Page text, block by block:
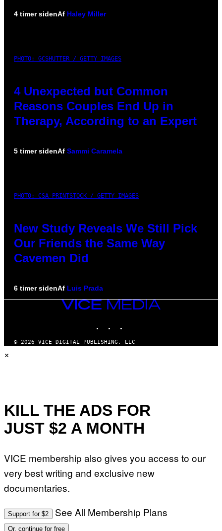
4 timer sidenAf Haley Miller
PHOTO: GCSHUTTER / GETTY IMAGES
4 Unexpected but Common
Reasons Couples End Up in
Therapy, According to an Expert
5 timer sidenAf Sammi Caramela
PHOTO: CSA-PRINTSTOCK / GETTY IMAGES
New Study Reveals We Still Pick
Our Friends the Same Way
Cavemen Did
6 timer sidenAf Luis Prada
VICE
MEDIA
© 2026 VICE DIGITAL PUBLISHING, LLC
×
KILL THE ADS FOR
JUST $2 A MONTH
VICE membership also gives you access to our
very best writing and exclusive new
documentaries.
Support for $2 See All Membership Plans
Or, continue for free